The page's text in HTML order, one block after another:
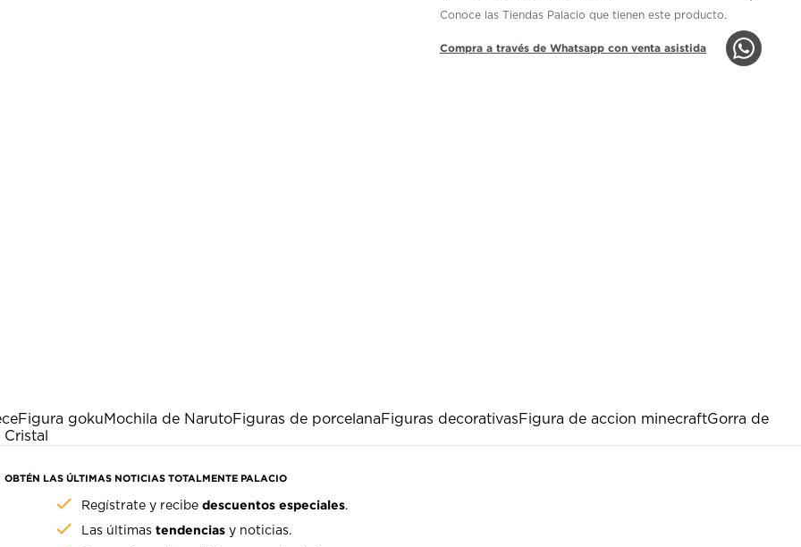
Conoce las Tiendas Palacio que tienen este producto.
Compra a través de Whatsapp con venta asistida
Figura gokuMochila de NarutoFiguras de porcelanaFiguras decorativasFigura de accion minecraftGorra de
OBTÉN LAS ÚLTIMAS NOTICIAS TOTALMENTE PALACIO
Regístrate y recibedescuentos especiales.
Las últimastendencias y noticias.